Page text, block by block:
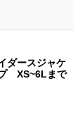
ダースジャケ
XS~6Lまで